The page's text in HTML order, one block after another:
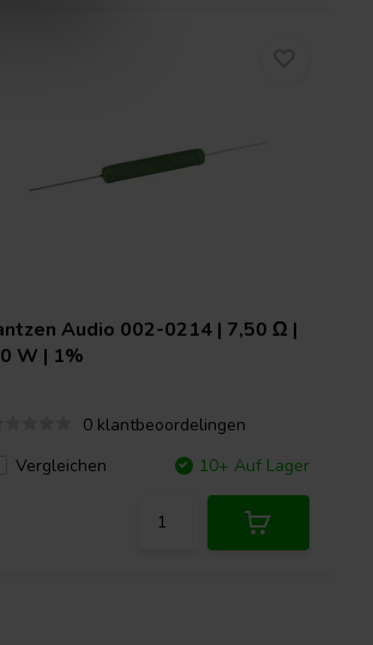
Audio 002-0214 | 7,50 Ω |
W | 1%
0 klantbeoordelingen
Vergleichen
10+ Auf Lager